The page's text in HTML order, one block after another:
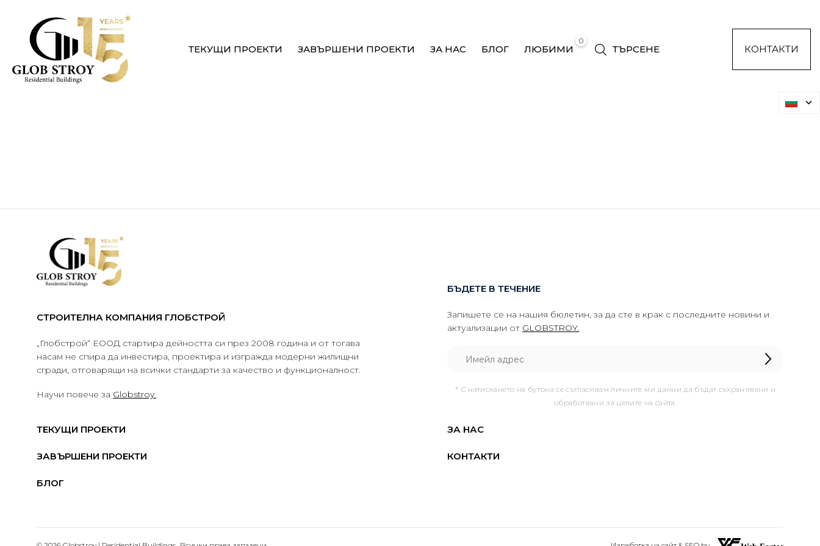
ТЕКУЩИ ПРОЕКТИ ЗАВЪРШЕНИ ПРОЕКТИ ЗА НАС БЛОГ
0
ЛЮБИМИ ТЪРСЕНЕ КОНТАКТИ
СТРОИТЕЛНА КОМПАНИЯ ГЛОБСТРОЙ
„Глобстрой“ ЕООД стартира дейността си през 2008 година и от тогава
насам не спира да инвестира, проектира и изгражда модерни жилищни
сгради, отговарящи на всички стандарти за качество и функционалност.
Научи повече за Globstroy.
ТЕКУЩИ ПРОЕКТИ
ЗАВЪРШЕНИ ПРОЕКТИ
БЛОГ
ЗА НАС
КОНТАКТИ
БЪДЕТЕ В ТЕЧЕНИЕ
Запишете се на нашия бюлетин, за да сте в крак с последните новини и
актуализации от GLOBSTROY.
* С натискането на бутона се съгласявам личните ми данни да бъдат съхранявани и
обработвани за целите на сайта.